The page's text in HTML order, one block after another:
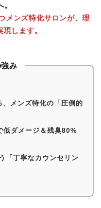
メンズ特化サロンが、理
します。
み
メンズ特化の「圧倒的
低ダメージ＆残臭80%
「丁寧なカウンセリン